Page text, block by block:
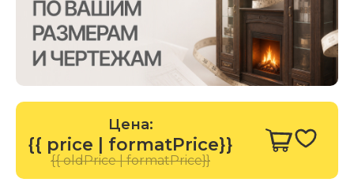
Цена:
{{ price | formatPrice}}
{{ oldPrice | formatPrice}}